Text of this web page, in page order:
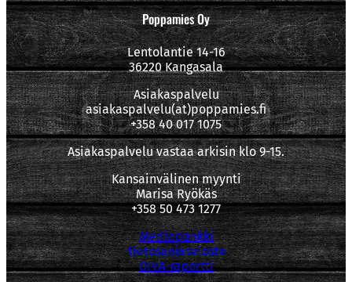
Poppamies Oy
Lentolantie 14-16
36220 Kangasala
Asiakaspalvelu
asiakaspalvelu(at)poppamies.fi
+358 40 017 1075
Asiakaspalvelu vastaa arkisin klo 9-15.
Kansainvälinen myynti
Marisa Ryökäs
+358 50 473 1277
Mediapankki
tietosuojaseloste
OIVA-raportti